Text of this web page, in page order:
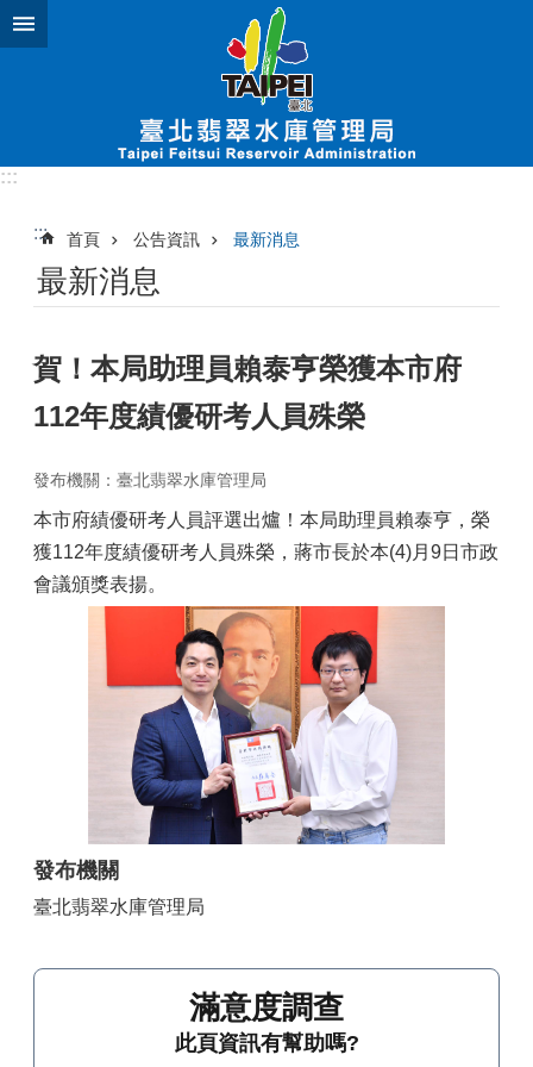
跳到主要內容區塊
:::
::: 首頁 公告資訊 最新消息
最新消息
賀！本局助理員賴泰亨榮獲本市府
112年度績優研考人員殊榮
發布機關：臺北翡翠水庫管理局
本市府績優研考人員評選出爐！本局助理員賴泰亨，榮
獲112年度績優研考人員殊榮，蔣市長於本(4)月9日市政
會議頒獎表揚。
發布機關
臺北翡翠水庫管理局
滿意度調查
此頁資訊有幫助嗎?